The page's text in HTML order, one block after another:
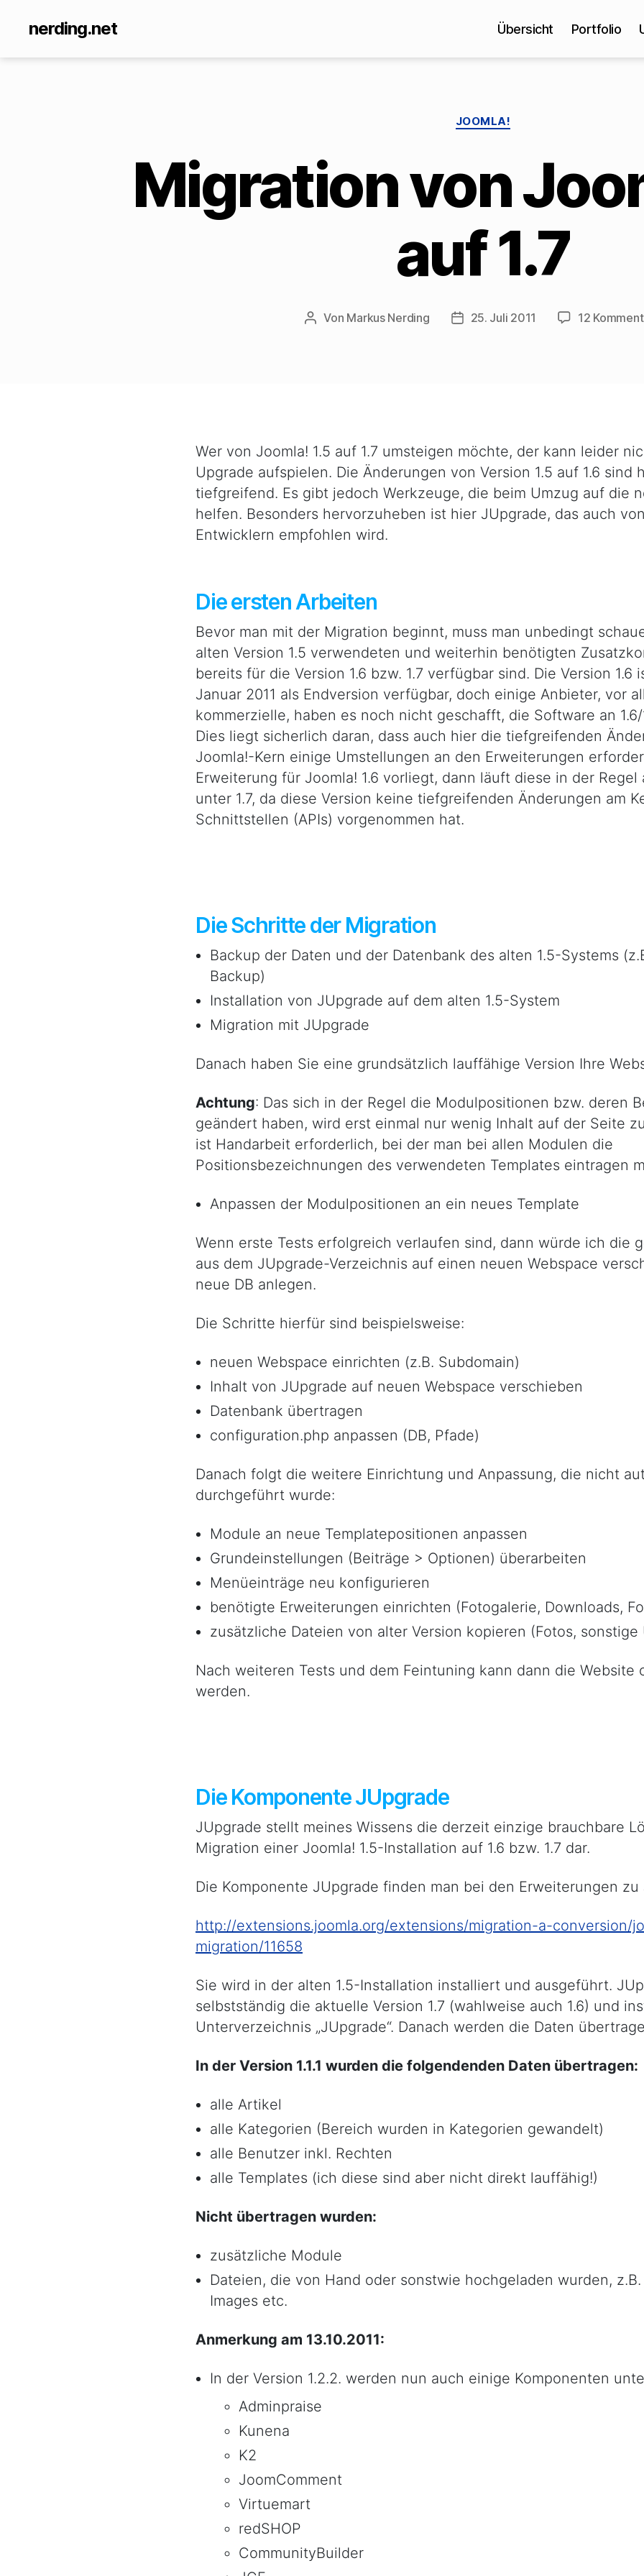
nerding.net Übersicht Portfolio
Kategorien
JOOMLA!
Migration von
auf 1.7
Beitragsautor
Von Markus Nerding Veröffentlichungsdatum
25. Juli 2011 12
Wer von Joomla! 1.5 auf 1.7 umsteigen möchte, der kann leider
Upgrade aufspielen. Die Änderungen von Version 1.5 auf 1.6 sind
tiefgreifend. Es gibt jedoch Werkzeuge, die beim Umzug auf die
helfen. Besonders hervorzuheben ist hier JUpgrade, das auch
Entwicklern empfohlen wird.
Die ersten Arbeiten
Bevor man mit der Migration beginnt, muss man unbedingt
alten Version 1.5 verwendeten und weiterhin benötigten
bereits für die Version 1.6 bzw. 1.7 verfügbar sind. Die Version 1.6
Januar 2011 als Endversion verfügbar, doch einige Anbieter, vor
kommerzielle, haben es noch nicht geschafft, die Software an 1.6/
Dies liegt sicherlich daran, dass auch hier die tiefgreifenden
Joomla!-Kern einige Umstellungen an den Erweiterungen
Erweiterung für Joomla! 1.6 vorliegt, dann läuft diese in der Regel
unter 1.7, da diese Version keine tiefgreifenden Änderungen am
Schnittstellen (APIs) vorgenommen hat.
Die Schritte der Migration
Backup der Daten und der Datenbank des alten 1.5-Systems
Backup)
Installation von JUpgrade auf dem alten 1.5-System
Migration mit JUpgrade
Danach haben Sie eine grundsätzlich lauffähige Version Ihre
Achtung: Das sich in der Regel die Modulpositionen bzw. deren
geändert haben, wird erst einmal nur wenig Inhalt auf der Seite
ist Handarbeit erforderlich, bei der man bei allen Modulen die
Positionsbezeichnungen des verwendeten Templates eintragen
Anpassen der Modulpositionen an ein neues Template
Wenn erste Tests erfolgreich verlaufen sind, dann würde ich die
aus dem JUpgrade-Verzeichnis auf einen neuen Webspace
neue DB anlegen.
Die Schritte hierfür sind beispielsweise:
neuen Webspace einrichten (z.B. Subdomain)
Inhalt von JUpgrade auf neuen Webspace verschieben
Datenbank übertragen
configuration.php anpassen (DB, Pfade)
Danach folgt die weitere Einrichtung und Anpassung, die nicht
durchgeführt wurde:
Module an neue Templatepositionen anpassen
Grundeinstellungen (Beiträge > Optionen) überarbeiten
Menüeinträge neu konfigurieren
benötigte Erweiterungen einrichten (Fotogalerie, Downloads,
zusätzliche Dateien von alter Version kopieren (Fotos, sonstige
Nach weiteren Tests und dem Feintuning kann dann die Website
werden.
Die Komponente JUpgrade
JUpgrade stellt meines Wissens die derzeit einzige brauchbare
Migration einer Joomla! 1.5-Installation auf 1.6 bzw. 1.7 dar.
Die Komponente JUpgrade finden man bei den Erweiterungen zu
http://extensions.joomla.org/extensions/migration-a-conversion/
migration/11658
Sie wird in der alten 1.5-Installation installiert und ausgeführt.
selbstständig die aktuelle Version 1.7 (wahlweise auch 1.6) und
Unterverzeichnis „JUpgrade“. Danach werden die Daten
In der Version 1.1.1 wurden die folgendenden Daten übertragen:
alle Artikel
alle Kategorien (Bereich wurden in Kategorien gewandelt)
alle Benutzer inkl. Rechten
alle Templates (ich diese sind aber nicht direkt lauffähig!)
Nicht übertragen wurden:
zusätzliche Module
Dateien, die von Hand oder sonstwie hochgeladen wurden,
Images etc.
Anmerkung am 13.10.2011:
In der Version 1.2.2. werden nun auch einige Komponenten
Adminpraise
Kunena
K2
JoomComment
Virtuemart
redSHOP
CommunityBuilder